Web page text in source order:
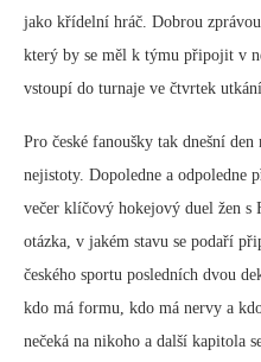
jako křídelní hráč. Dobrou
který by se měl k týmu připojit v
vstoupí do turnaje ve čtvrtek
Pro české fanoušky tak dnešní
nejistoty. Dopoledne a odpoledne
večer klíčový hokejový duel žen s
otázka, v jakém stavu se podaří
českého sportu posledních dvou
kdo má formu, kdo má nervy a
nečeká na nikoho a další kapitola